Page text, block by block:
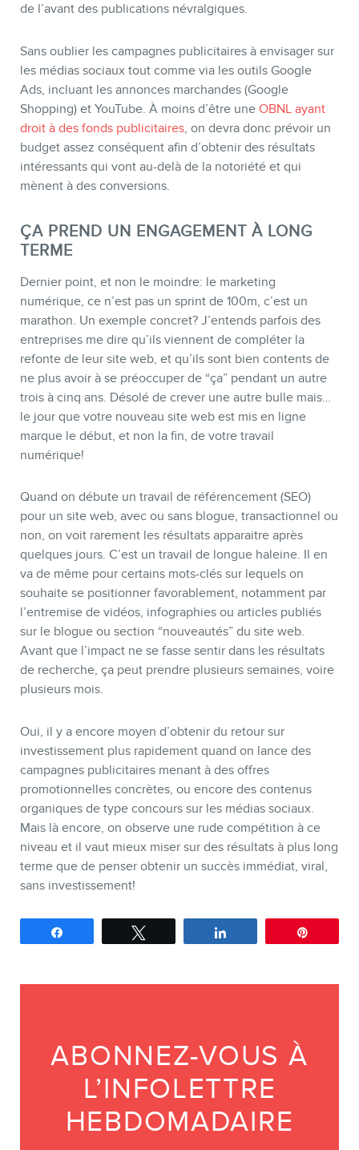
de l’avant des publications névralgiques.
Sans oublier les campagnes publicitaires à envisager sur
les médias sociaux tout comme via les outils Google
Ads, incluant les annonces marchandes (Google
Shopping) et YouTube. À moins d’être une OBNL ayant
droit à des fonds publicitaires , on devra donc prévoir un
budget assez conséquent afin d’obtenir des résultats
intéressants qui vont au-delà de la notoriété et qui
mènent à des conversions.
ÇA PREND UN ENGAGEMENT À LONG
TERME
Dernier point, et non le moindre: le marketing
numérique, ce n’est pas un sprint de 100m, c’est un
marathon. Un exemple concret? J’entends parfois des
entreprises me dire qu’ils viennent de compléter la
refonte de leur site web, et qu’ils sont bien contents de
ne plus avoir à se préoccuper de “ça” pendant un autre
trois à cinq ans. Désolé de crever une autre bulle mais…
le jour que votre nouveau site web est mis en ligne
marque le début, et non la fin, de votre travail
numérique!
Quand on débute un travail de référencement (SEO)
pour un site web, avec ou sans blogue, transactionnel ou
non, on voit rarement les résultats apparaitre après
quelques jours. C’est un travail de longue haleine. Il en
va de même pour certains mots-clés sur lequels on
souhaite se positionner favorablement, notamment par
l’entremise de vidéos, infographies ou articles publiés
sur le blogue ou section “nouveautés” du site web.
Avant que l’impact ne se fasse sentir dans les résultats
de recherche, ça peut prendre plusieurs semaines, voire
plusieurs mois.
Oui, il y a encore moyen d’obtenir du retour sur
investissement plus rapidement quand on lance des
campagnes publicitaires menant à des offres
promotionnelles concrètes, ou encore des contenus
organiques de type concours sur les médias sociaux.
Mais là encore, on observe une rude compétition à ce
niveau et il vaut mieux miser sur des résultats à plus long
terme que de penser obtenir un succès immédiat, viral,
sans investissement!
ABONNEZ-VOUS À
L’INFOLETTRE
HEBDOMADAIRE